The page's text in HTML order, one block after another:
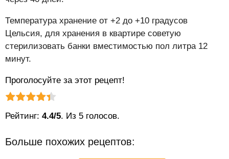
Температура хранение от +2 до +10 градусов
Цельсия, для хранения в квартире советую
стерилизовать банки вместимостью пол литра 12
минут.
Проголосуйте за этот рецепт!
Рейтинг статьи:
Рейтинг: 4.4/5. Из 5 голосов.
Больше похожих рецептов: